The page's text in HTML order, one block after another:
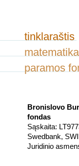
tinklaraštis
matematika
paramos
Bronislovo
fondas
Sąskaita:
Swedbank,
Juridinio